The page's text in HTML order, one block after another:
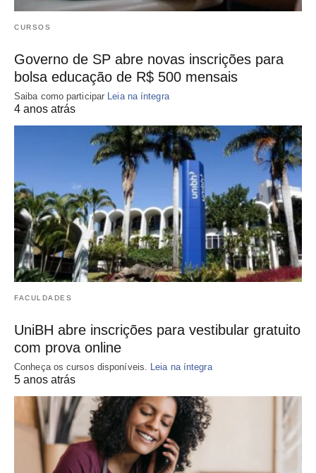
CURSOS
Governo de SP abre novas inscrições para
bolsa educação de R$ 500 mensais
Saiba como participar Leia na íntegra
4 anos atrás
FACULDADES
UniBH abre inscrições para vestibular gratuito
com prova online
Conheça os cursos disponíveis. Leia na íntegra
5 anos atrás